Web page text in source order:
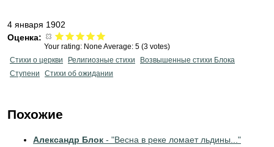
4 января 1902
Оценка:
Your rating: None Average: 5 (3 votes)
Стихи о церкви
Религиозные стихи
Возвышенные стихи Блока
Ступени
Стихи об ожидании
Похожие
Александр Блок - "Весна в реке ломает льдины..."